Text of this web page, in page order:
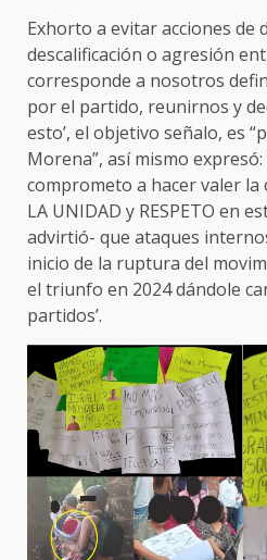
Exhorto a evitar acciones de
descalificación o agresión
corresponde a nosotros
por el partido, reunirnos y
esto’, el objetivo señalo, es
Morena”, así mismo
comprometo a hacer valer
LA UNIDAD y RESPETO en
advirtió- que ataques
inicio de la ruptura del
el triunfo en 2024 dándole
partidos’.